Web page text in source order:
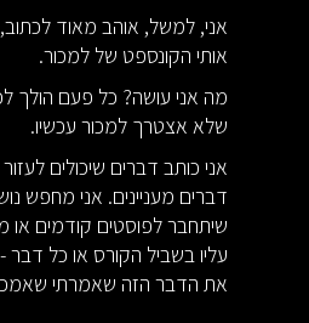
אני, למשל, אוהב מאוד
אותי הקונספט של למכור.
מה אני עושה? כל פעם הולך
שלא אצטרך למכור עכשיו.
אני כותב דברים שיכולים
דברים מעניינים. אני מחפש
שיתחבר לפוסטים קודמים או
עליו בשביל הקורס או כל
את הדבר הזה שאמרתי